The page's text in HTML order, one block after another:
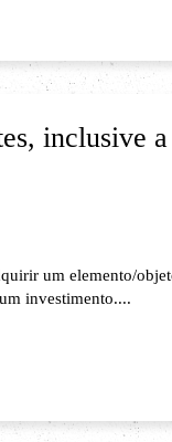
inclusive
um elemento/
investimento....